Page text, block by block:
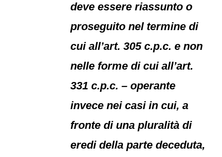
deve essere riassunto o
proseguito nel termine di
cui all’art. 305 c.p.c. e non
nelle forme di cui all’art.
331 c.p.c. – operante
invece nei casi in cui, a
fronte di una pluralità di
eredi della parte deceduta,